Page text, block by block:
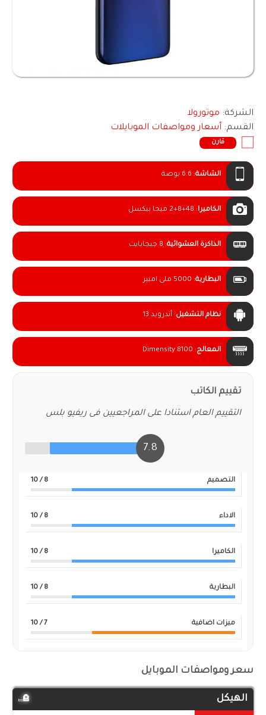
الشركة: موتورولا
القسم: أسعار ومواصفات الموبايلات
قارن
الشاشة: 6.6 بوصة
الكاميرا: 2+8+48 ميجا بيكسل
الذاكرة العشوائية: 8 جيجابايت
البطارية: 5000 ملى امبير
نظام التشغيل: أندرويد 13
المعالج:
Dimensity 8100
تقييم الكاتب
التقييم العام استنادا على المراجعيين فى ريفيو بلس
7.8
التصميم 8
/ 10
الاداء 8
/ 10
الكاميرا 8
/ 10
البطارية 8
/ 10
ميزات اضافية 7
/ 10
سعر ومواصفات الموبايل
الهيكل